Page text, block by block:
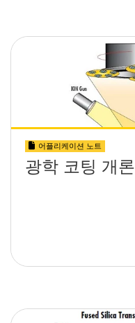
어플리케이션 노트
광학 코팅 개론